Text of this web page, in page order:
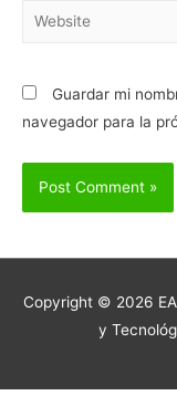
Website
Guardar mi
navegador para la
Copyright © 2026
y